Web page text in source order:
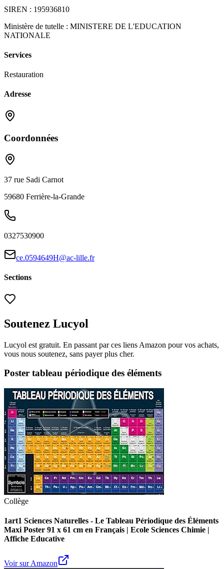
SIREN : 195936810
Ministère de tutelle : MINISTERE DE L'EDUCATION
NATIONALE
Services
Restauration
Adresse
Coordonnées
37 rue Sadi Carnot
59680 Ferrière-la-Grande
0327530900
ce.0594649H@ac-lille.fr
Sections
Soutenez Lucyol
Lucyol est gratuit. En passant par ces liens Amazon pour vos achats,
vous nous soutenez, sans payer plus cher.
Poster tableau périodique des éléments
Collège
1art1 Sciences Naturelles - Le Tableau Périodique des Éléments
Maxi Poster 91 x 61 cm en Français | Ecole Sciences Chimie |
Affiche Educative
Voir sur Amazon